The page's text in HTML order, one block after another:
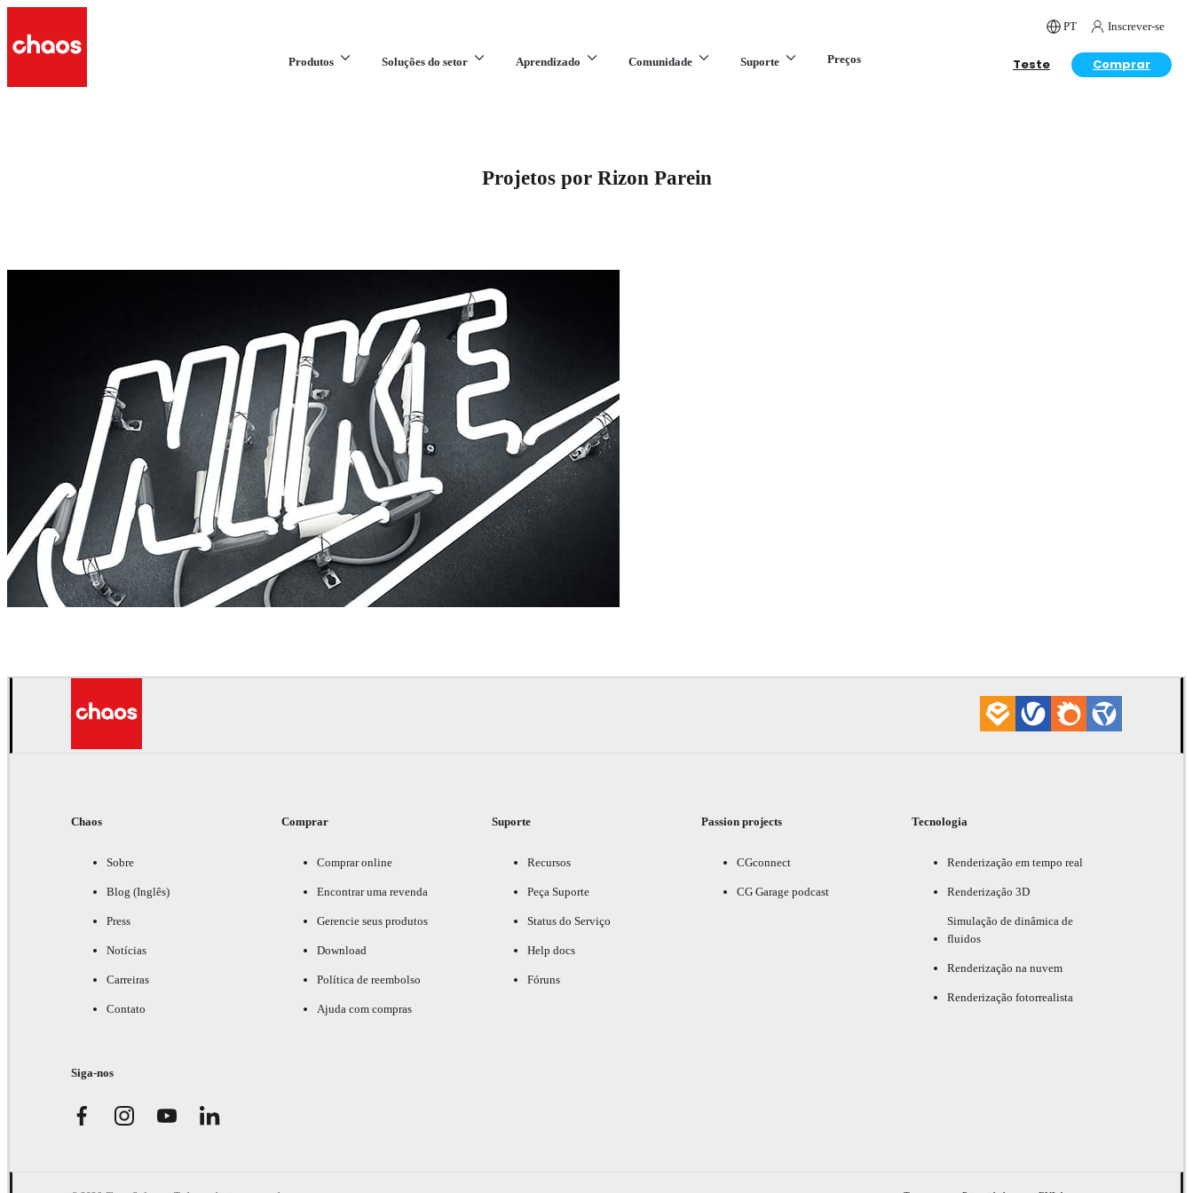
PT Inscrever-se
Produtos Soluções do setor Aprendizado Comunidade Suporte Preços Teste Comprar
Projetos por Rizon Parein
Chaos
Sobre
Blog (Inglês)
Press
Notícias
Carreiras
Contato
Comprar
Comprar online
Encontrar uma revenda
Gerencie seus produtos
Download
Política de reembolso
Ajuda com compras
Suporte
Recursos
Peça Suporte
Status do Serviço
Help docs
Fóruns
Passion projects
CGconnect
CG Garage podcast
Tecnologia
Renderização em tempo real
Renderização 3D
Simulação de dinâmica de
fluidos
Renderização na nuvem
Renderização fotorrealista
Siga-nos